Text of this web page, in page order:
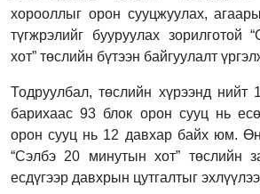
хорооллыг орон сууцжуулах,
түгжрэлийг бууруулах зорилготой
хот” төслийн бүтээн байгуулалт
Тодруулбал, төслийн хүрээнд нийт
барихаас 93 блок орон сууц нь
орон сууц нь 12 давхар байх юм.
“Сэлбэ 20 минутын хот” төслийн
есдүгээр давхрын цутгалтыг